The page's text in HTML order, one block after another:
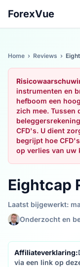
ForexVue
Home › Reviews ›
instrumenten en
hefboom een
zich mee. Tussen
CFD's. U dient
begrijpt hoe
op verlies van uw
Eightcap
Laatst bijgewerkt:
Onderzocht en
Affiliateverklaring:
via een link op